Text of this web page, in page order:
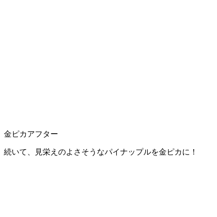
金ピカアフター
続いて、見栄えのよさそうなパイナップルを金ピカに！